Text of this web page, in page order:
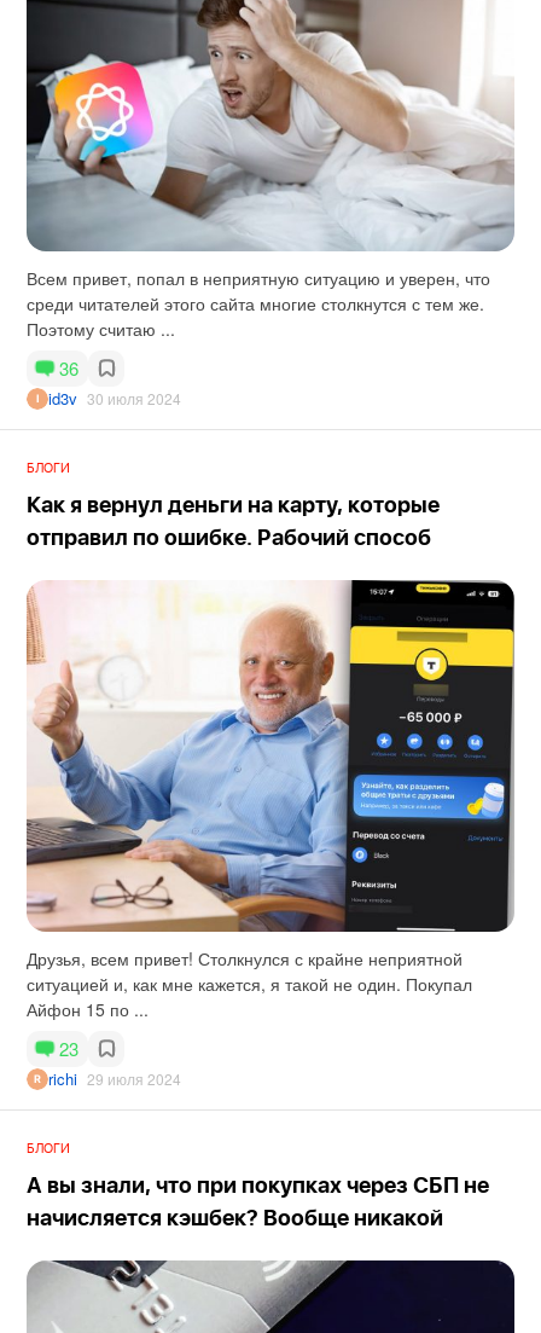
Всем привет, попал в неприятную ситуацию и уверен, что
среди читателей этого сайта многие столкнутся с тем же.
Поэтому считаю ...
36
id3v 30 июля 2024
БЛОГИ
Как я вернул деньги на карту, которые
отправил по ошибке. Рабочий способ
Друзья, всем привет! Столкнулся с крайне неприятной
ситуацией и, как мне кажется, я такой не один. Покупал
Айфон 15 по ...
23
richi 29 июля 2024
БЛОГИ
А вы знали, что при покупках через СБП не
начисляется кэшбек? Вообще никакой